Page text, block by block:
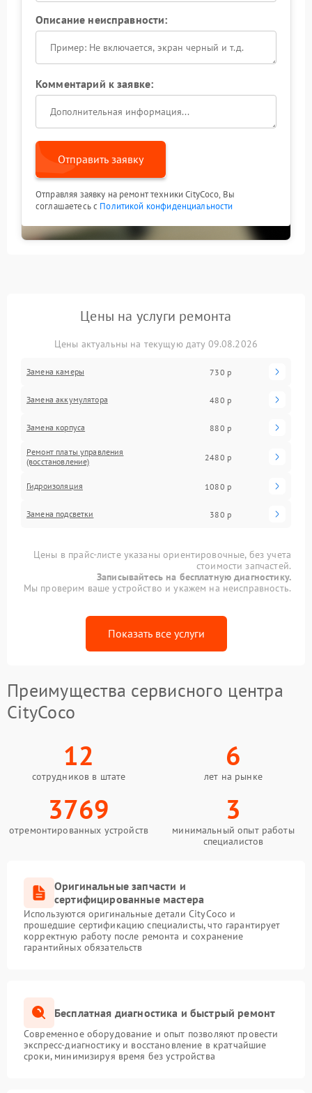
Описание неисправности:
Комментарий к заявке:
Отправить заявку
Отправляя заявку на ремонт техники CityCoco, Вы
соглашаетесь с Политикой конфиденциальности
Цены на услуги ремонта
Цены актуальны на текущую дату 09.08.2026
Замена камеры 730 р
Замена аккумулятора 480 р
Замена корпуса 880 р
Ремонт платы управления
(восстановление)
2480 р
Гидроизоляция 1080 р
Замена подсветки 380 р
Цены в прайс-листе указаны ориентировочные, без учета
стоимости запчастей.
Записывайтесь на бесплатную диагностику.
Мы проверим ваше устройство и укажем на неисправность.
Показать все услуги
Преимущества сервисного центра
CityCoco
12
сотрудников в штате
6
лет на рынке
3769
отремонтированных устройств
3
минимальный опыт работы
специалистов
Оригинальные запчасти и
сертифицированные мастера
Используются оригинальные детали CityCoco и
прошедшие сертификацию специалисты, что гарантирует
корректную работу после ремонта и сохранение
гарантийных обязательств
Бесплатная диагностика и быстрый ремонт
Современное оборудование и опыт позволяют провести
экспресс-диагностику и восстановление в кратчайшие
сроки, минимизируя время без устройства